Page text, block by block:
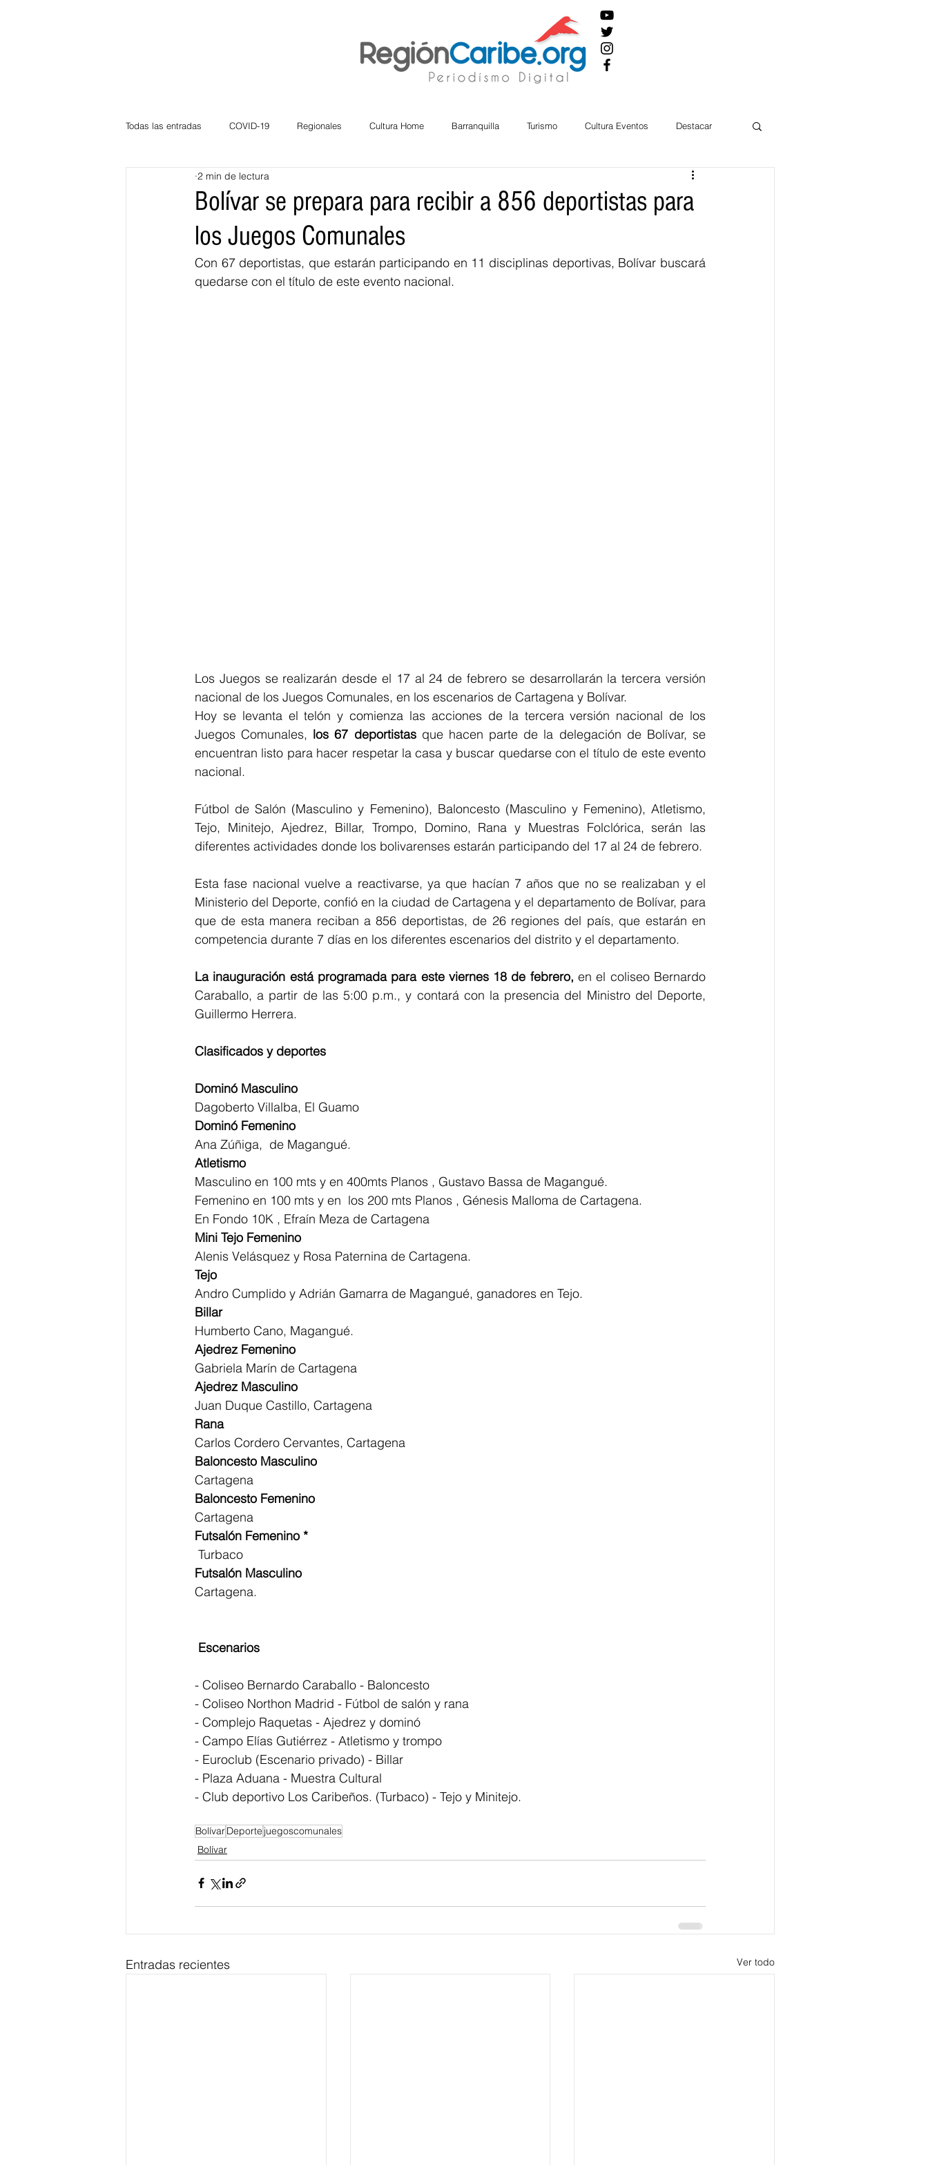
Todas las entradas COVID-19 Regionales Cultura Home Barranquilla Turismo Cultura Eventos Destacar
Atlántico
Bloggeros Hermanos Mayores Economía
Bolívar se prepara para recibir a 856 deportistas para
los Juegos Comunales
2 min de lectura
Con 67 deportistas, que estarán participando en 11 disciplinas deportivas, Bolívar buscará
quedarse con el título de este evento nacional.
Los Juegos se realizarán desde el 17 al 24 de febrero se desarrollarán la tercera versión
nacional de los Juegos Comunales, en los escenarios de Cartagena y Bolívar.
Hoy se levanta el telón y comienza las acciones de la tercera versión nacional de los
Juegos Comunales, los 67 deportistas que hacen parte de la delegación de Bolívar, se
encuentran listo para hacer respetar la casa y buscar quedarse con el título de este evento
nacional.
Fútbol de Salón (Masculino y Femenino), Baloncesto (Masculino y Femenino), Atletismo,
Tejo, Minitejo, Ajedrez, Billar, Trompo, Domino, Rana y Muestras Folclórica, serán las
diferentes actividades donde los bolivarenses estarán participando del 17 al 24 de febrero.
Esta fase nacional vuelve a reactivarse, ya que hacían 7 años que no se realizaban y el
Ministerio del Deporte, confió en la ciudad de Cartagena y el departamento de Bolívar, para
que de esta manera reciban a 856 deportistas, de 26 regiones del país, que estarán en
competencia durante 7 días en los diferentes escenarios del distrito y el departamento.
La inauguración está programada para este viernes 18 de febrero, en el coliseo Bernardo
Caraballo, a partir de las 5:00 p.m., y contará con la presencia del Ministro del Deporte,
Guillermo Herrera.
Clasificados y deportes
Dominó Masculino
Dagoberto Villalba, El Guamo
Dominó Femenino
Ana Zúñiga,  de Magangué.
Atletismo
Masculino en 100 mts y en 400mts Planos , Gustavo Bassa de Magangué.
Femenino en 100 mts y en  los 200 mts Planos , Génesis Malloma de Cartagena.
En Fondo 10K , Efraín Meza de Cartagena
Mini Tejo Femenino
Alenis Velásquez y Rosa Paternina de Cartagena.
Tejo
Andro Cumplido y Adrián Gamarra de Magangué, ganadores en Tejo.
Billar
Humberto Cano, Magangué.
Ajedrez Femenino
Gabriela Marín de Cartagena
Ajedrez Masculino
Juan Duque Castillo, Cartagena
Rana
Carlos Cordero Cervantes, Cartagena
Baloncesto Masculino
Cartagena
Baloncesto Femenino
Cartagena
Futsalón Femenino *
Turbaco
Futsalón Masculino
Cartagena.
Escenarios
- Coliseo Bernardo Caraballo - Baloncesto
- Coliseo Northon Madrid - Fútbol de salón y rana
- Complejo Raquetas - Ajedrez y dominó
- Campo Elías Gutiérrez - Atletismo y trompo
- Euroclub (Escenario privado) - Billar
- Plaza Aduana - Muestra Cultural
- Club deportivo Los Caribeños. (Turbaco) - Tejo y Minitejo.
BolívarDeporte juegoscomunales
Bolívar
Entradas recientes Ver todo